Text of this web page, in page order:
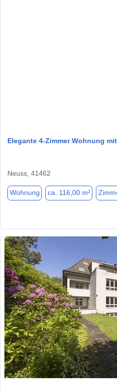
Elegante 4-Zimmer Wohnung
Neuss, 41462
Wohnung ca. 116,00 m²